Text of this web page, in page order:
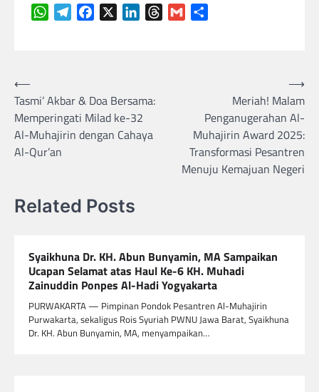
WhatsAppTelegramFacebook LinkedInThreads
Gmail
Navigasi
pos
⟵
Tasmi’ Akbar & Doa Bersama:
Memperingati Milad ke-32
Al-Muhajirin dengan Cahaya
Al-Qur’an
Meriah! Malam
Penganugerahan Al-
Muhajirin Award 2025:
Transformasi Pesantren
Menuju Kemajuan Negeri
⟶
Related Posts
Syaikhuna Dr. KH. Abun Bunyamin, MA Sampaikan
Ucapan Selamat atas Haul Ke-6 KH. Muhadi
Zainuddin Ponpes Al-Hadi Yogyakarta
PURWAKARTA — Pimpinan Pondok Pesantren Al-Muhajirin
Purwakarta, sekaligus Rois Syuriah PWNU Jawa Barat, Syaikhuna
Dr. KH. Abun Bunyamin, MA, menyampaikan…